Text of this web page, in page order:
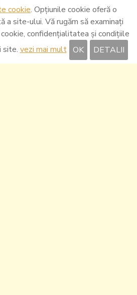
cookie. Opțiunile cookie oferă o
a site-ului. Vă rugăm să examinați
confidențialitatea și condițiile
site. vezi mai mult OK DETALII